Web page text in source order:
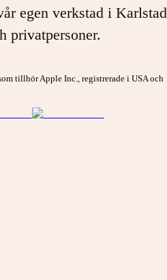
egen verkstad i
privatpersoner.
tillhör Apple Inc., registrerade i USA och